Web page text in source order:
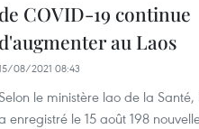
de COVID-19 continue
d'augmenter au Laos
08/2021 08:43
Selon le ministère lao de la Santé,
enregistré le 15 août 198